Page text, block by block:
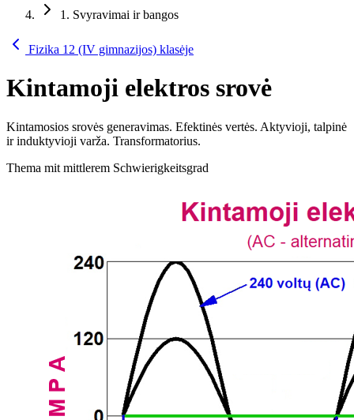
1. Svyravimai ir bangos
Fizika 12 (IV gimnazijos) klasėje
Kintamoji elektros srovė
Kintamosios srovės generavimas. Efektinės vertės. Aktyvioji, talpinė
ir induktyvioji varža. Transformatorius.
Thema mit mittlerem Schwierigkeitsgrad